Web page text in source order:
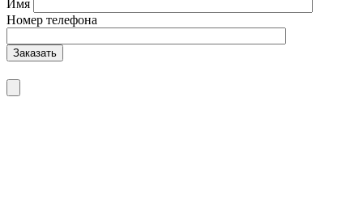
Имя
Номер телефона
Заказать